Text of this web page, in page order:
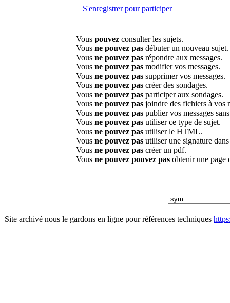
S'enregistrer pour participer
Vous pouvez consulter les sujets.
Vous ne pouvez pas débuter un nouveau sujet.
Vous ne pouvez pas répondre aux messages.
Vous ne pouvez pas modifier vos messages.
Vous ne pouvez pas supprimer vos messages.
Vous ne pouvez pas créer des sondages.
Vous ne pouvez pas participer aux sondages.
Vous ne pouvez pas joindre des fichiers à vos
Vous ne pouvez pas publier vos messages
Vous ne pouvez pas utiliser ce type de sujet.
Vous ne pouvez pas utiliser le HTML.
Vous ne pouvez pas utiliser une signature
Vous ne pouvez pas créer un pdf.
Vous ne pouvez pouvez pas obtenir une page
Site archivé nous le gardons en ligne pour références techniques